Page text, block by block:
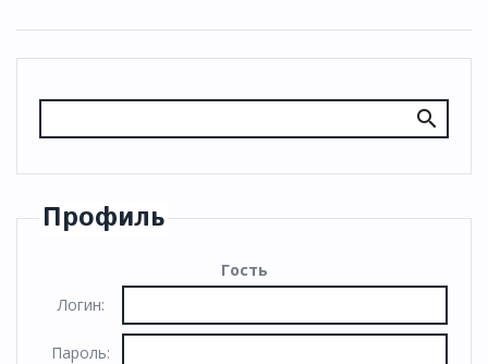
Профиль
Гость
Логин:
Пароль: